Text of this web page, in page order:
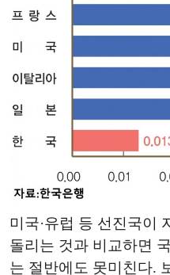
미국·유럽 등 선진국이
돌리는 것과 비교하면
는 절반에도 못미친다.